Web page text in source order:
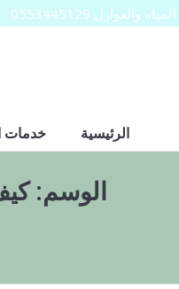
0553445129
الرئيسية خدمات
الوسم: